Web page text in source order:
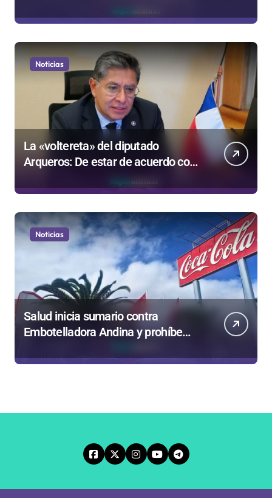
Gobierno
Noticias
La «voltereta» del diputado
Arqueros: De estar de acuerdo con
privatizar Codelco a defender una
empresa 100% estatal
Noticias
Salud inicia sumario contra
Embotelladora Andina y prohíbe
laborales